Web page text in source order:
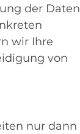
der Daten
wir Ihre
von
nur dann